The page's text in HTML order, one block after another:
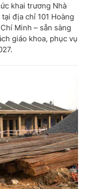
khai trương Nhà
địa chỉ 101 Hoàng
Minh – sẵn sàng
giáo khoa, phục vụ